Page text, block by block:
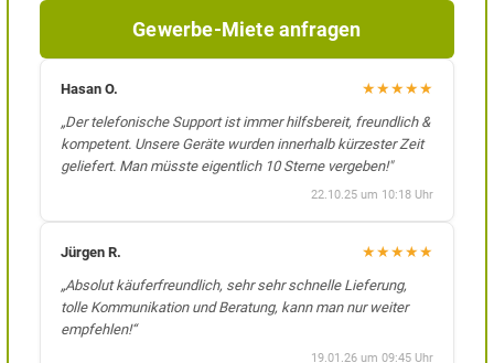
Gewerbe-Miete anfragen
Hasan O. ★★★★★
„Der telefonische Support ist immer hilfsbereit, freundlich &
kompetent. Unsere Geräte wurden innerhalb kürzester Zeit
geliefert. Man müsste eigentlich 10 Sterne vergeben!"
22.10.25 um 10:18 Uhr
Jürgen R. ★★★★★
„Absolut käuferfreundlich, sehr sehr schnelle Lieferung,
tolle Kommunikation und Beratung, kann man nur weiter
empfehlen!“
19.01.26 um 09:45 Uhr